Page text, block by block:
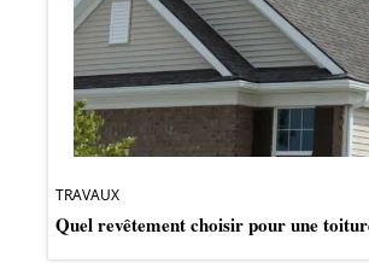
TRAVAUX
Quel revêtement choisir pour une